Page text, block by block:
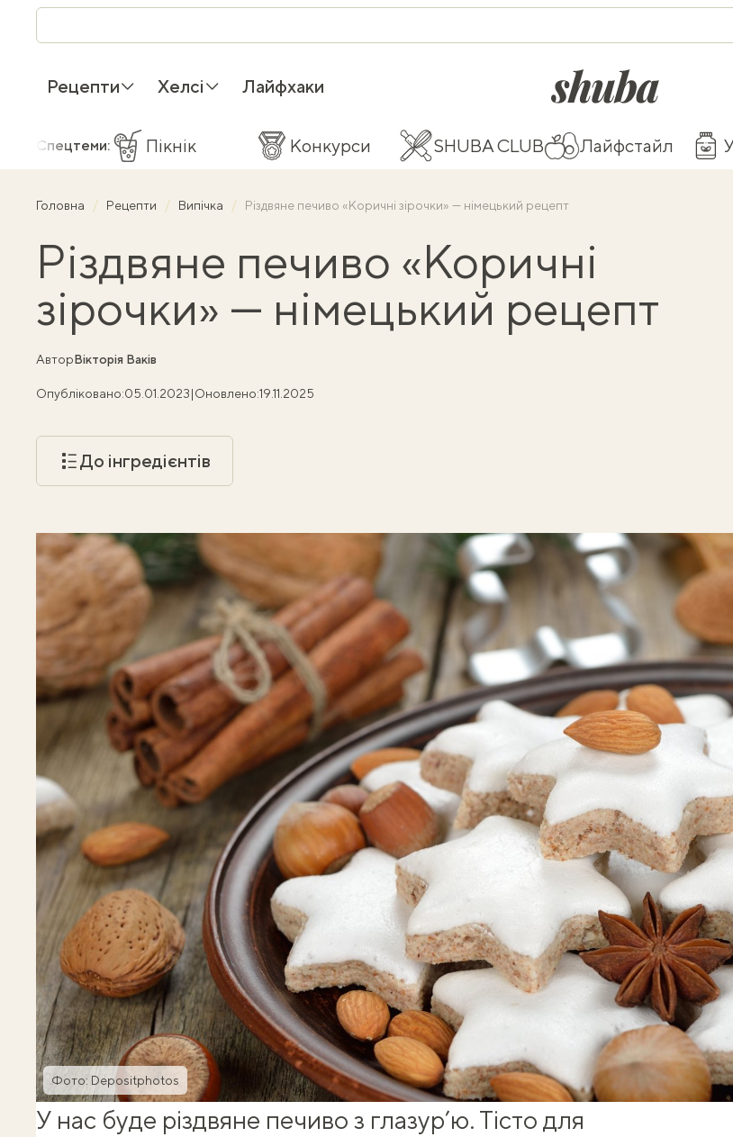
Рецепти Хелсі Лайфхаки shuba.life
Спецтеми: Пікнік Конкурси SHUBA CLUB Лайфстайл
Головна Рецепти Випічка Різдвяне печиво «Коричні зірочки» — німецький рецепт
Різдвяне печиво «Коричні
зірочки» — німецький рецепт
АвторВікторія Ваків
Опубліковано:05.01.2023|Оновлено:19.11.2025
До інгредієнтів
Фото: Depositphotos
У нас буде різдвяне печиво з глазур’ю. Тісто для